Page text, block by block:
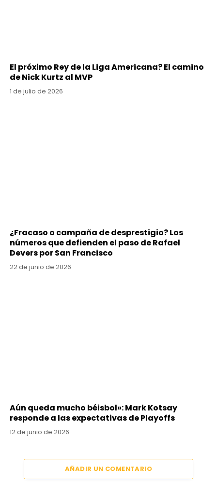
El próximo Rey de la Liga Americana? El camino
de Nick Kurtz al MVP
1 de julio de 2026
¿Fracaso o campaña de desprestigio? Los
números que defienden el paso de Rafael
Devers por San Francisco
22 de junio de 2026
Aún queda mucho béisbol»: Mark Kotsay
responde a las expectativas de Playoffs
12 de junio de 2026
AÑADIR UN COMENTARIO